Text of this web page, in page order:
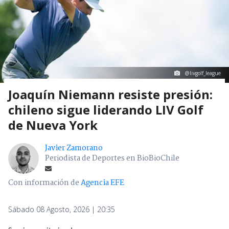
@livgolf_league
Joaquín Niemann resiste presión:
chileno sigue liderando LIV Golf
de Nueva York
Javier Zamorano
Periodista de Deportes en BioBioChile
Con información deAgencia EFE
Sábado 08 Agosto, 2026 | 20:35